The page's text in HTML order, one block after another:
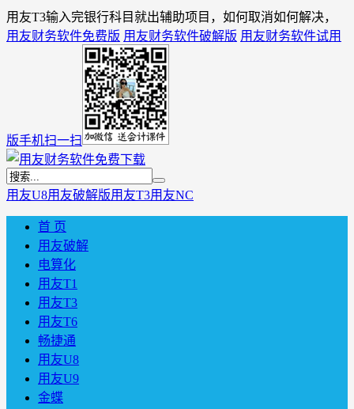
用友T3输入完银行科目就出辅助项目，如何取消如何解决，
用友财务软件免费版 用友财务软件破解版 用友财务软件试用
版手机扫一扫
用友U8用友破解版用友T3用友NC
首 页
用友破解
电算化
用友T1
用友T3
用友T6
畅捷通
用友U8
用友U9
金蝶